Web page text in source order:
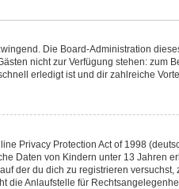
Die Board-Administration
nicht zur Verfügung stehen: zum
erledigt ist und dir zahlreiche
Privacy Protection Act of 1998
Daten von Kindern unter 13 Jahren
der du dich zu registrieren
die Anlaufstelle für